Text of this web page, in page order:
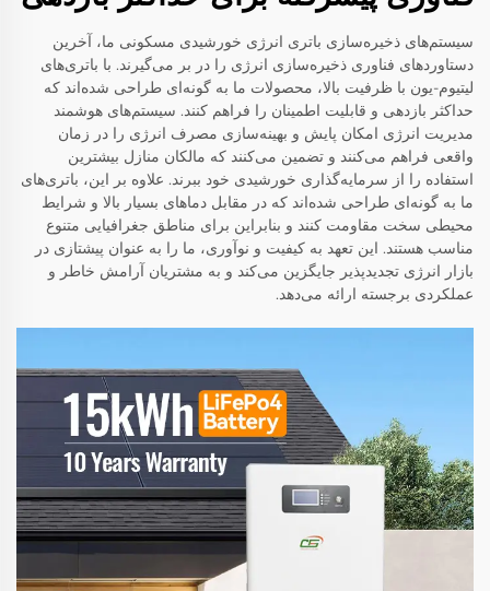
سیستم‌های ذخیره‌سازی باتری انرژی خورشیدی مسکونی ما، آخرین
دستاوردهای فناوری ذخیره‌سازی انرژی را در بر می‌گیرند. با باتری‌های
لیتیوم-یون با ظرفیت بالا، محصولات ما به گونه‌ای طراحی شده‌اند که
حداکثر بازدهی و قابلیت اطمینان را فراهم کنند. سیستم‌های هوشمند
مدیریت انرژی امکان پایش و بهینه‌سازی مصرف انرژی را در زمان
واقعی فراهم می‌کنند و تضمین می‌کنند که مالکان منازل بیشترین
استفاده را از سرمایه‌گذاری خورشیدی خود ببرند. علاوه بر این، باتری‌های
ما به گونه‌ای طراحی شده‌اند که در مقابل دماهای بسیار بالا و شرایط
محیطی سخت مقاومت کنند و بنابراین برای مناطق جغرافیایی متنوع
مناسب هستند. این تعهد به کیفیت و نوآوری، ما را به عنوان پیشتازی در
بازار انرژی تجدیدپذیر جایگزین می‌کند و به مشتریان آرامش خاطر و
عملکردی برجسته ارائه می‌دهد.